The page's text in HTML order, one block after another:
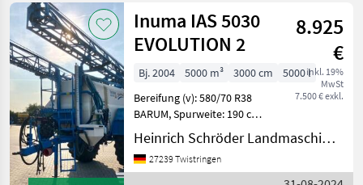
Inuma IAS 5030
EVOLUTION 2
8.925
€
inkl. 19%
MwSt
7.500 € exkl.
Bj. 2004 5000 m³ 3000 cm
5000 l
Bereifung (v): 580/70 R38
BARUM, Spurweite: 190 cm,
Teilbreiten (7x) ________
Müller Spray-Control, starre
Deichsel für Zugmaul,
Heinrich Schröder Landmaschinen KG Twistringen
27239 Twistringen